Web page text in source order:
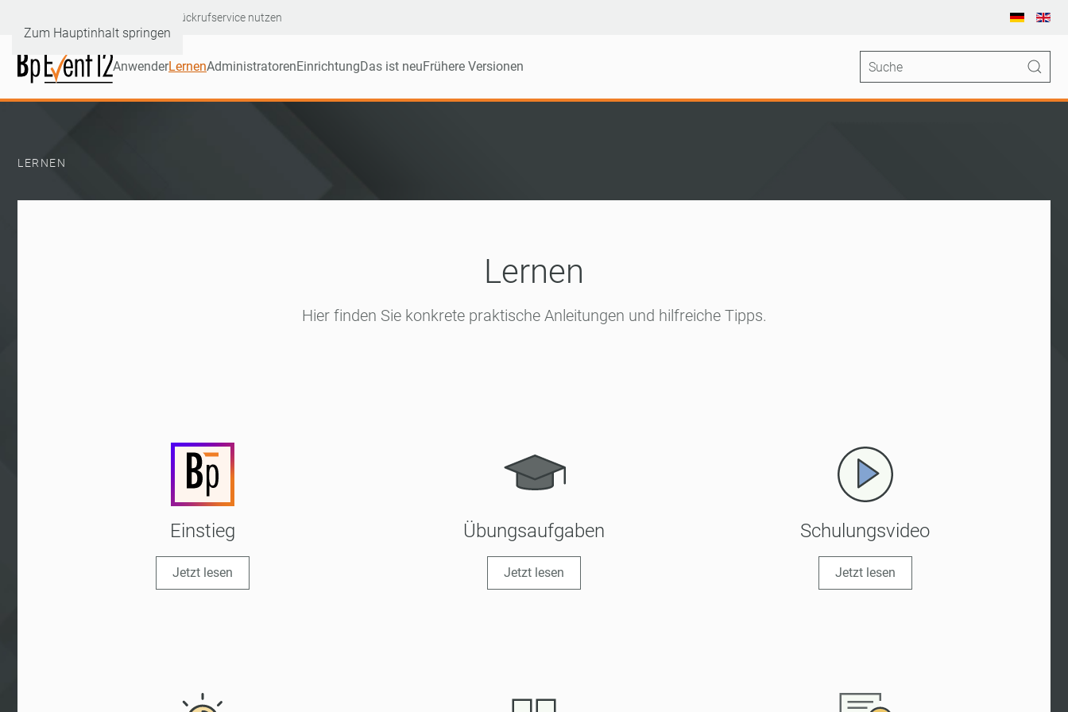
Zum Hauptinhalt springen
Rückrufservice nutzen
AnwenderLernenAdministratorenEinrichtungDas ist neuFrühere Versionen
LERNEN
Lernen
Hier finden Sie konkrete praktische Anleitungen und hilfreiche Tipps.
Einstieg
Jetzt lesen
Übungsaufgaben
Jetzt lesen
Schulungsvideo
Jetzt lesen